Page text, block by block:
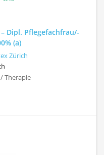
Dipl. Pflegefachfrau/-
(a)
Zürich
Therapie